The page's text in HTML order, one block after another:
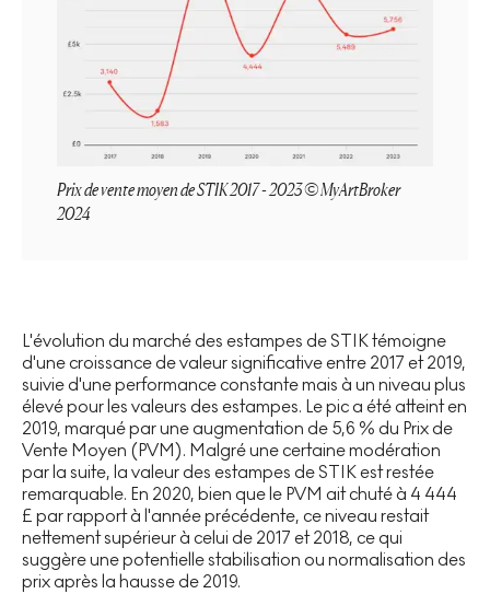
Prix de vente moyen de STIK 2017 - 2023 © MyArtBroker
2024
L'évolution du marché des estampes de STIK témoigne
d'une croissance de valeur significative entre 2017 et 2019,
suivie d'une performance constante mais à un niveau plus
élevé pour les valeurs des estampes. Le pic a été atteint en
2019, marqué par une augmentation de 5,6 % du Prix de
Vente Moyen (PVM). Malgré une certaine modération
par la suite, la valeur des estampes de STIK est restée
remarquable. En 2020, bien que le PVM ait chuté à 4 444
£ par rapport à l'année précédente, ce niveau restait
nettement supérieur à celui de 2017 et 2018, ce qui
suggère une potentielle stabilisation ou normalisation des
prix après la hausse de 2019.